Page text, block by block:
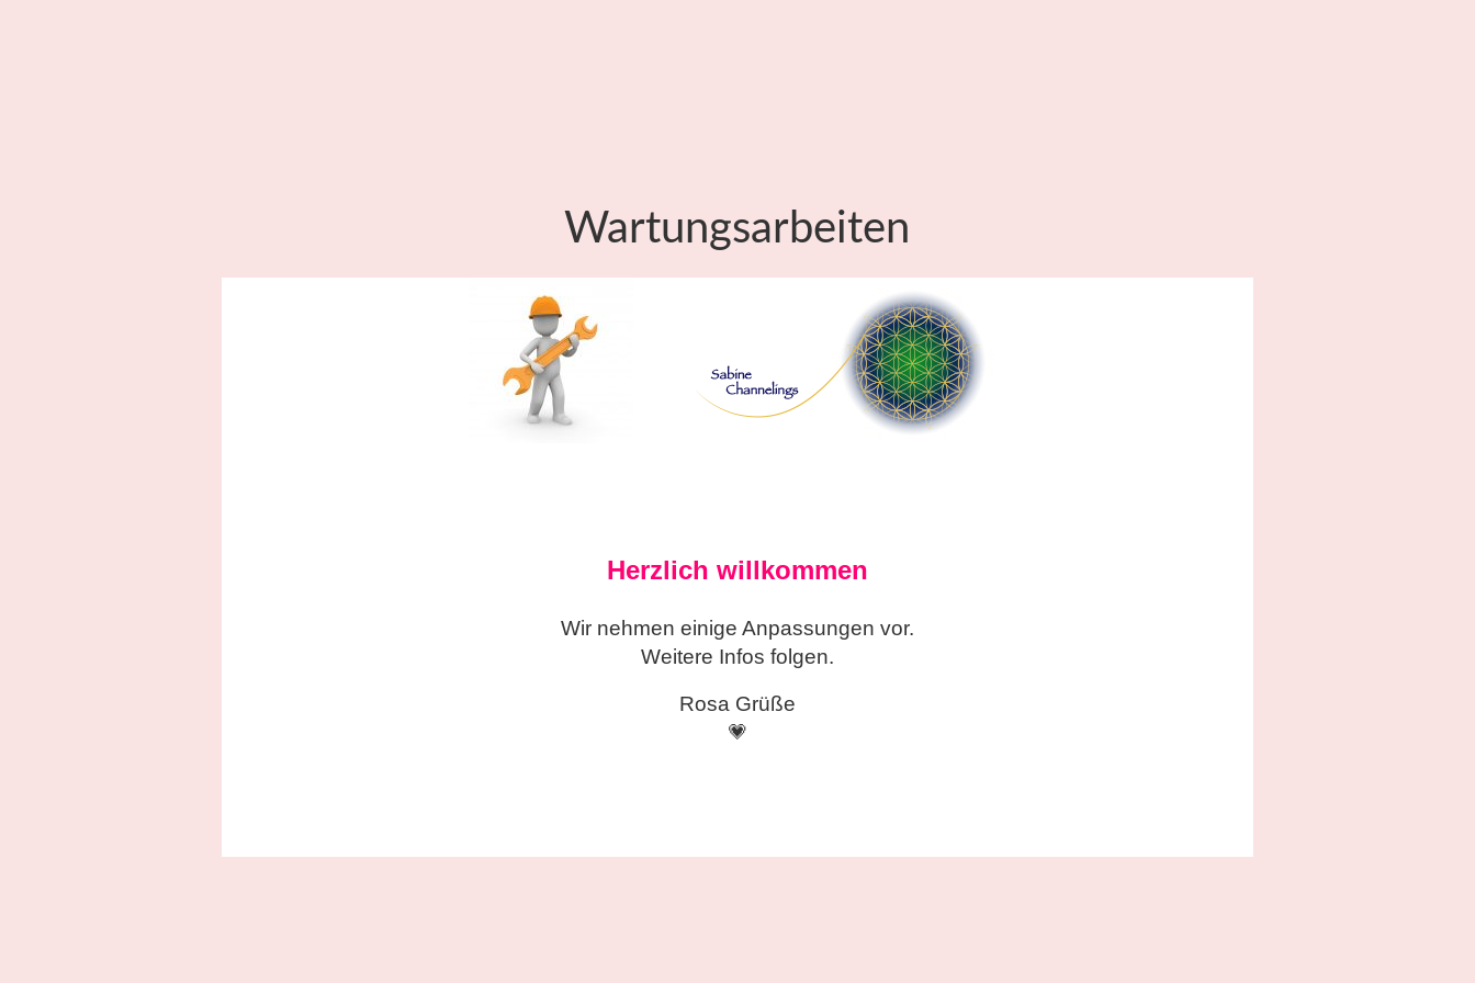
Wartungsarbeiten
Herzlich willkommen
Wir nehmen einigeAnpassungen vor.
Weitere Infos folgen.
Rosa Grüße
💗